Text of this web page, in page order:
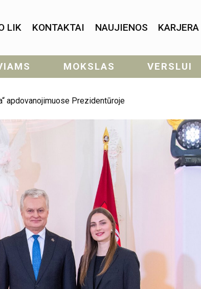
LIK KONTAKTAI NAUJIENOS KARJERA
MOKSLAS VERSLUI
apdovanojimuose Prezidentūroje